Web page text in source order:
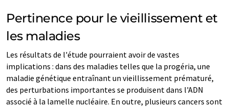
Pertinence pour le vieillissement et
les maladies
Les résultats de l'étude pourraient avoir de vastes
implications : dans des maladies telles que la progéria, une
maladie génétique entraînant un vieillissement prématuré,
des perturbations importantes se produisent dans l'ADN
associé à la lamelle nucléaire. En outre, plusieurs cancers sont